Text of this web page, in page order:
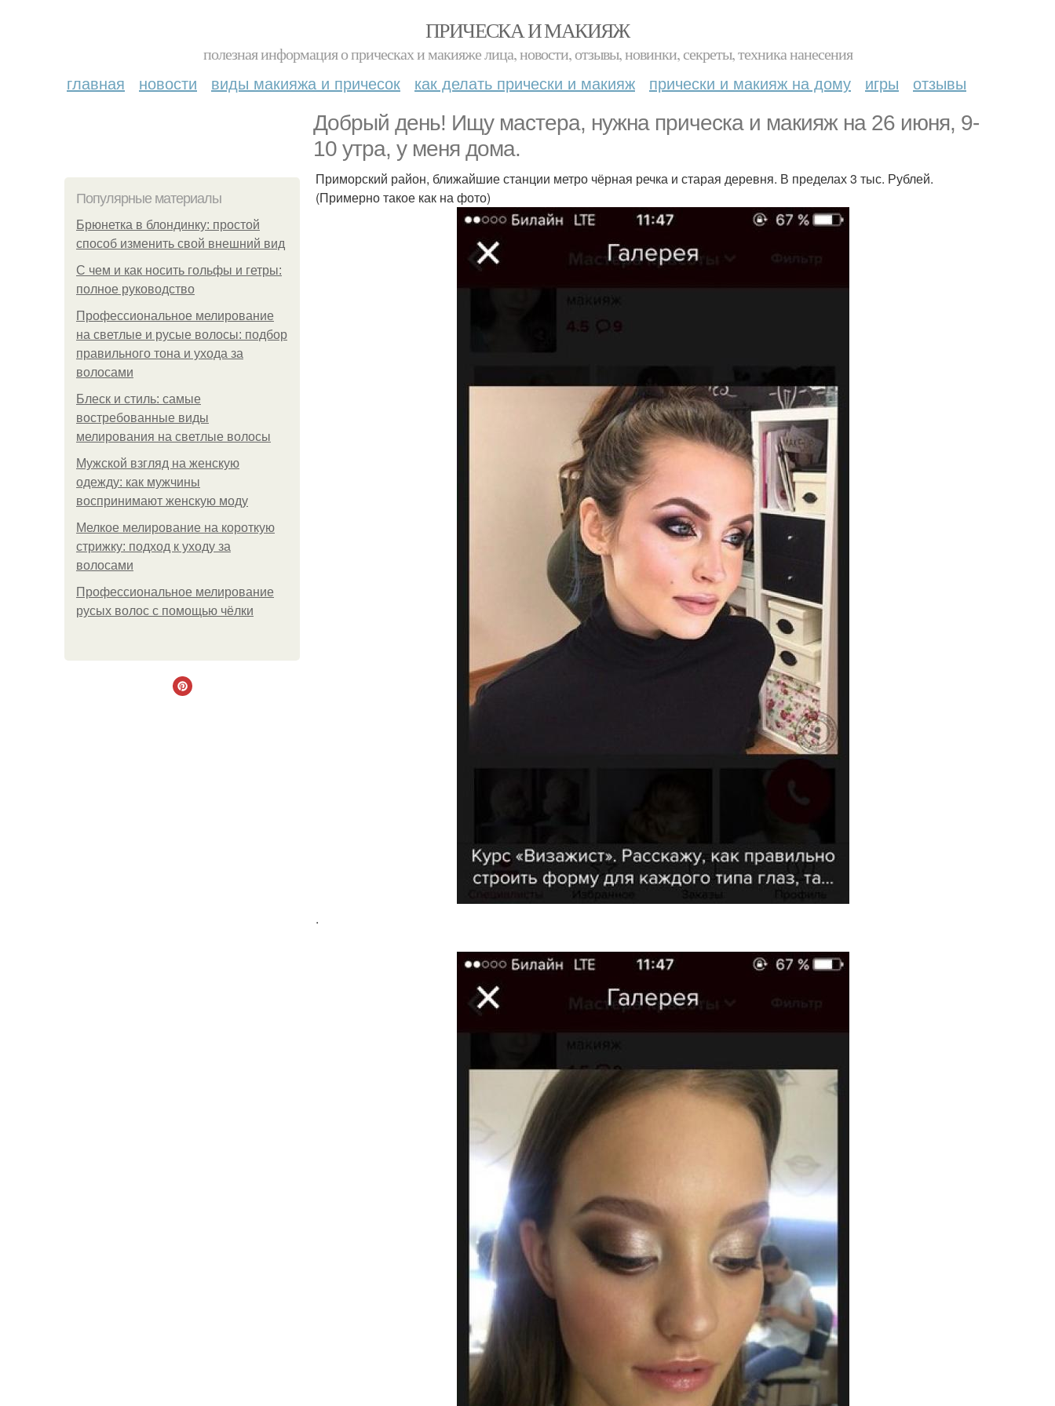
ПРИЧЕСКА И МАКИЯЖ
полезная информация о прическах и макияже лица, новости, отзывы, новинки, секреты, техника нанесения
главная новости виды макияжа и причесок как делать прически и макияж прически и макияж на дому игры отзывы
Добрый день! Ищу мастера, нужна прическа и макияж на 26 июня, 9-
10 утра, у меня дома.
Популярные материалы
Брюнетка в блондинку: простой
способ изменить свой внешний вид
С чем и как носить гольфы и гетры:
полное руководство
Профессиональное мелирование
на светлые и русые волосы: подбор
правильного тона и ухода за
волосами
Блеск и стиль: самые
востребованные виды
мелирования на светлые волосы
Мужской взгляд на женскую
одежду: как мужчины
воспринимают женскую моду
Мелкое мелирование на короткую
стрижку: подход к уходу за
волосами
Профессиональное мелирование
русых волос с помощью чёлки
Приморский район, ближайшие станции метро чёрная речка и старая деревня. В пределах 3 тыс. Рублей.
(Примерно такое как на фото)
.